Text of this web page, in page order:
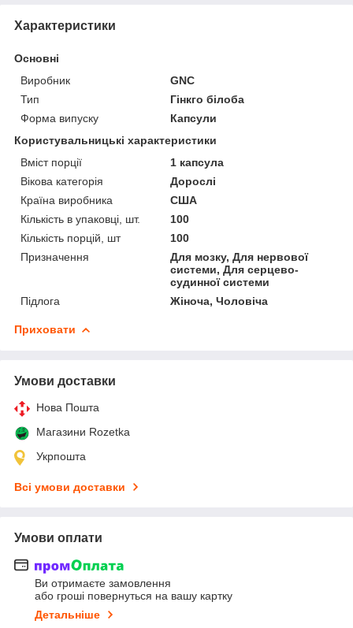
Характеристики
Основні
Виробник
GNC
Тип
Гінкго білоба
Форма випуску
Капсули
Користувальницькі характеристики
Вміст порції
1 капсула
Вікова категорія
Дорослі
Країна виробника
США
Кількість в упаковці, шт.
100
Кількість порцій, шт
100
Призначення
Для мозку, Для нервової
системи, Для серцево-
судинної системи
Підлога
Жіноча, Чоловіча
Приховати
Умови доставки
Нова Пошта
Магазини Rozetka
Укрпошта
Всі умови доставки
Умови оплати
Ви отримаєте замовлення
або гроші повернуться на вашу картку
Детальніше